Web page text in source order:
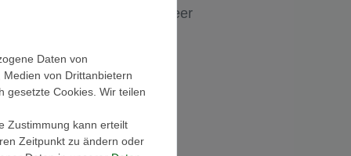
Ihre Wunschliste ist leer
Daten von
von Drittanbietern
gesetzte Cookies. Wir teilen
Zustimmung kann erteilt
Zeitpunkt zu ändern oder